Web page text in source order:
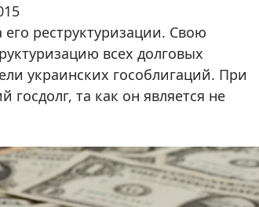
его реструктуризации. Свою
всех долговых
украинских гособлигаций. При
госдолг, та как он является не